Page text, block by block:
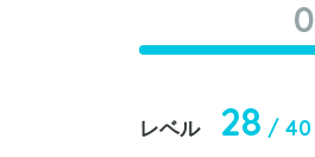
0
レベル 28 / 40